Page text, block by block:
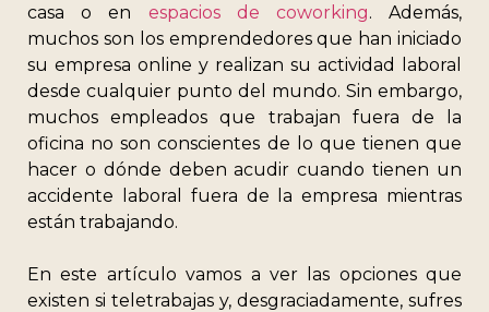
casa o en espacios de coworking. Además,
muchos son los emprendedores que han iniciado
su empresa online y realizan su actividad laboral
desde cualquier punto del mundo. Sin embargo,
muchos empleados que trabajan fuera de la
oficina no son conscientes de lo que tienen que
hacer o dónde deben acudir cuando tienen un
accidente laboral fuera de la empresa mientras
están trabajando.
En este artículo vamos a ver las opciones que
existen si teletrabajas y, desgraciadamente, sufres